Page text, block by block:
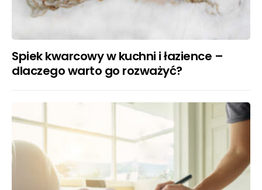
Spiek kwarcowy w kuchni i łazience –
dlaczego warto go rozważyć?